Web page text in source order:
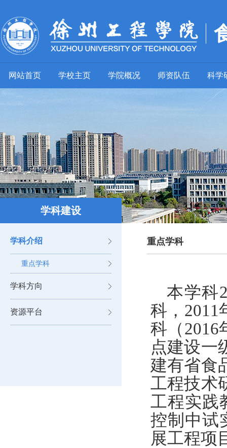
网站首页 学校主页 学院概况 师资队伍 科学
学科建设
学科介绍
重点学科
学科方向
资源平台
重点学科
本学科
科， 2011
科（2016
点建设一
建有省食
工程技术
工程实践
控制中试
展工程项